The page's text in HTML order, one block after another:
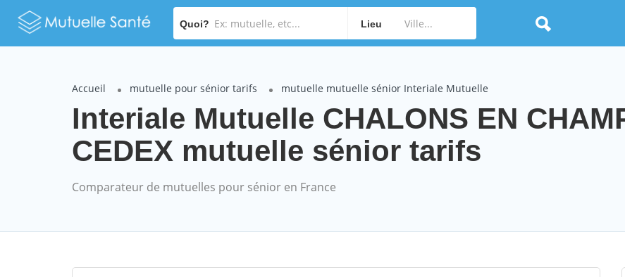
Quoi? Lieu
Accueil mutuelle pour sénior tarifs mutuelle mutuelle sénior Interiale Mutuelle
Interiale Mutuelle CHALONS EN
CEDEX mutuelle sénior tarifs
Comparateur de mutuelles pour sénior en France